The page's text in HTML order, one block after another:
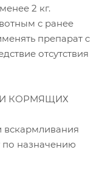
2 кг.
с ранее
препарат с
отсутствия
КОРМЯЩИХ
вскармливания
по назначению